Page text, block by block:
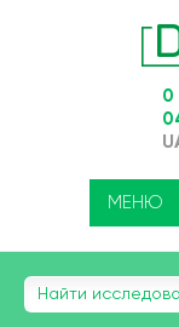
0
МЕНЮ